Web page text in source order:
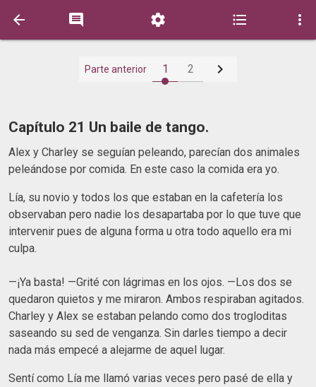
    
Parte anterior 1 2 
Capítulo 21 Un baile de tango.
Alex y Charley se seguían peleando, parecían dos animales
peleándose por comida. En este caso la comida era yo.
Lía, su novio y todos los que estaban en la cafetería los
observaban pero nadie los desapartaba por lo que tuve que
intervenir pues de alguna forma u otra todo aquello era mi
culpa.
—¡Ya basta! —Grité con lágrimas en los ojos. —Los dos se
quedaron quietos y me miraron. Ambos respiraban agitados.
Charley y Alex se estaban pelando como dos trogloditas
saseando su sed de venganza. Sin darles tiempo a decir
nada más empecé a alejarme de aquel lugar.
Sentí como Lía me llamó varias veces pero pasé de ella y